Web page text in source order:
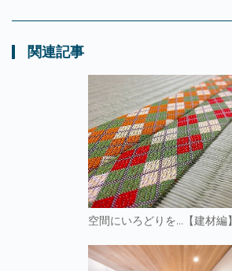
関連記事
空間にいろどりを…【建材編】